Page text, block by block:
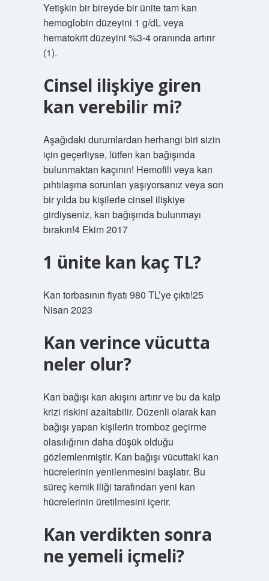
Yetişkin bir bireyde bir ünite tam kan
hemoglobin düzeyini 1 g/dL veya
hematokrit düzeyini %3-4 oranında artırır
(1).
Cinsel ilişkiye giren
kan verebilir mi?
Aşağıdaki durumlardan herhangi biri sizin
için geçerliyse, lütfen kan bağışında
bulunmaktan kaçının! Hemofili veya kan
pıhtılaşma sorunları yaşıyorsanız veya son
bir yılda bu kişilerle cinsel ilişkiye
girdiyseniz, kan bağışında bulunmayı
bırakın!4 Ekim 2017
1 ünite kan kaç TL?
Kan torbasının fiyatı 980 TL’ye çıktı!25
Nisan 2023
Kan verince vücutta
neler olur?
Kan bağışı kan akışını artırır ve bu da kalp
krizi riskini azaltabilir. Düzenli olarak kan
bağışı yapan kişilerin tromboz geçirme
olasılığının daha düşük olduğu
gözlemlenmiştir. Kan bağışı vücuttaki kan
hücrelerinin yenilenmesini başlatır. Bu
süreç kemik iliği tarafından yeni kan
hücrelerinin üretilmesini içerir.
Kan verdikten sonra
ne yemeli içmeli?